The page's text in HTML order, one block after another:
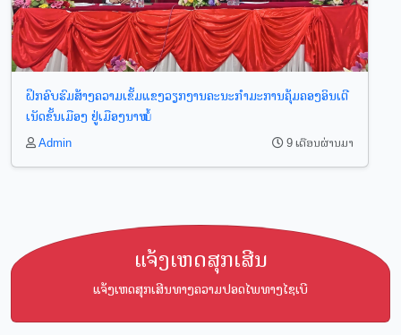
ຝຶກອົບຮົມສ້າງຄວາມເຂັ້ມແຂງວຽກງານຄະນະກຳມະການຄຸ້ມຄອງອິນເຕີ
ເນັດຂັ້ນເມືອງ ຢູ່ເມືອງນາໝໍ້
Admin 9 ເດືອນຜ່ານມາ
ແຈ້ງເຫດສຸກເສີນ
ແຈ້ງເຫດສຸກເສີນທາງຄວາມປອດໄພທາງໄຊເບີ